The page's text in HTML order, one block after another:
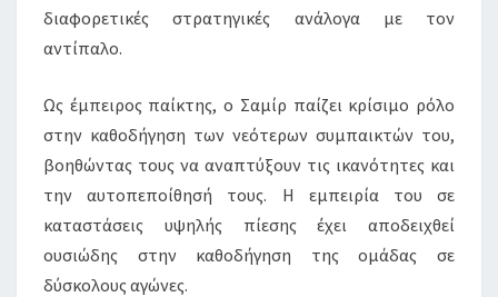
διαφορετικές στρατηγικές ανάλογα με τον
αντίπαλο.
Ως έμπειρος παίκτης, ο Σαμίρ παίζει κρίσιμο ρόλο
στην καθοδήγηση των νεότερων συμπαικτών του,
βοηθώντας τους να αναπτύξουν τις ικανότητες και
την αυτοπεποίθησή τους. Η εμπειρία του σε
καταστάσεις υψηλής πίεσης έχει αποδειχθεί
ουσιώδης στην καθοδήγηση της ομάδας σε
δύσκολους αγώνες.